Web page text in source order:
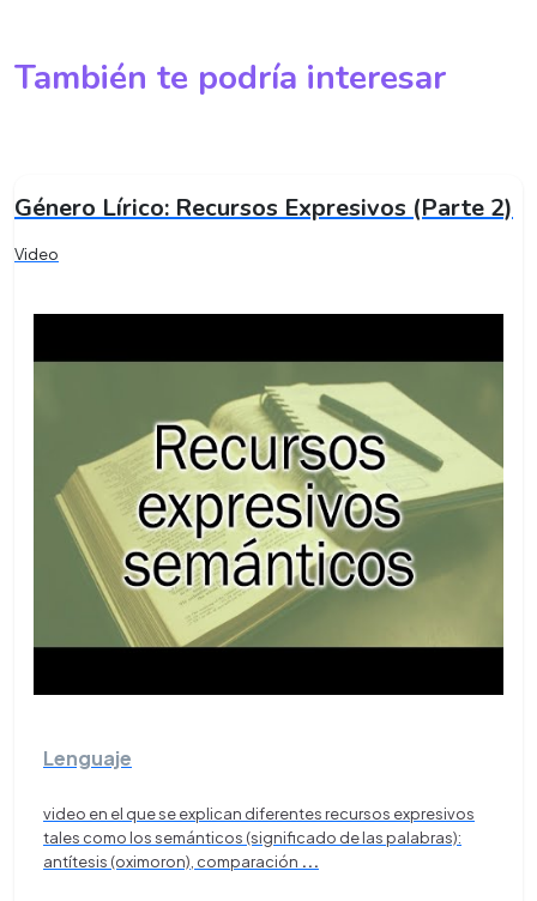
También te podría interesar
Género Lírico: Recursos Expresivos (Parte 2)
Video
Lenguaje
video en el que se explican diferentes recursos expresivos
tales como los semánticos (significado de las palabras):
antítesis (oximoron), comparación ...